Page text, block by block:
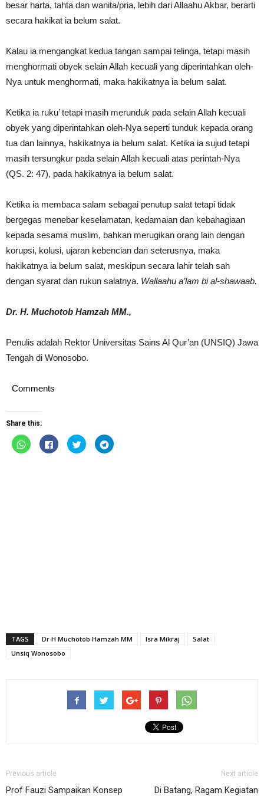
besar harta, tahta dan wanita/pria, lebih dari Allaahu Akbar, berarti
secara hakikat ia belum salat.
Kalau ia mengangkat kedua tangan sampai telinga, tetapi masih
menghormati obyek selain Allah kecuali yang diperintahkan oleh-
Nya untuk menghormati, maka hakikatnya ia belum salat.
Ketika ia ruku’ tetapi masih merunduk pada selain Allah kecuali
obyek yang diperintahkan oleh-Nya seperti tunduk kepada orang
tua dan lainnya, hakikatnya ia belum salat. Ketika ia sujud tetapi
masih tersungkur pada selain Allah kecuali atas perintah-Nya
(QS. 2: 47), pada hakikatnya ia belum salat.
Ketika ia membaca salam sebagai penutup salat tetapi tidak
bergegas menebar keselamatan, kedamaian dan kebahagiaan
kepada sesama muslim, bahkan merugikan orang lain dengan
korupsi, kolusi, ujaran kebencian dan seterusnya, maka
hakikatnya ia belum salat, meskipun secara lahir telah sah
dengan syarat dan rukun salatnya. Wallaahu a’lam bi al-shawaab.
Dr. H. Muchotob Hamzah MM.,
Penulis adalah Rektor Universitas Sains Al Qur’an (UNSIQ) Jawa
Tengah di Wonosobo.
Comments
Share this:
Click
to
share
Click
to
share
Click
to
share
Click
to
TAGS Dr H Muchotob Hamzah MM Isra Mikraj
Salat
Unsiq Wonosobo
Previous article
Prof Fauzi Sampaikan Konsep
Next article
Di Batang, Ragam Kegiatan